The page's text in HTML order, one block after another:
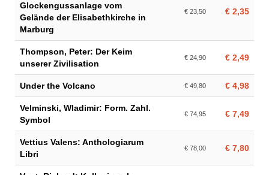
Glockengussanlage vom
Gelände der Elisabethkirche in
Marburg
€ 23,50 € 2,35
Thompson, Peter: Der Keim
unserer Zivilisation
€ 24,90 € 2,49
Under the Volcano € 49,80 € 4,98
Velminski, Wladimir: Form. Zahl.
Symbol
€ 74,95 € 7,49
Vettius Valens: Anthologiarum
Libri
€ 78,00 € 7,80